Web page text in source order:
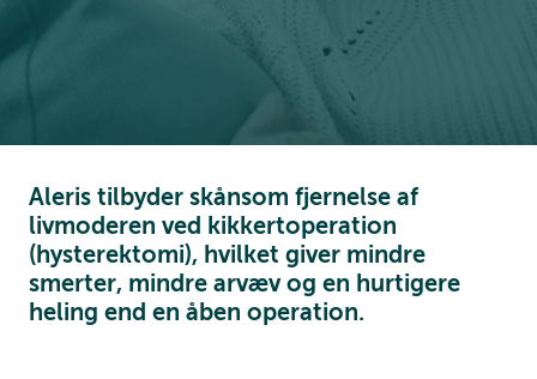
Aleris tilbyder skånsom fjernelse af
livmoderen ved kikkertoperation
(hysterektomi), hvilket giver mindre
smerter, mindre arvæv og en hurtigere
heling end en åben operation.